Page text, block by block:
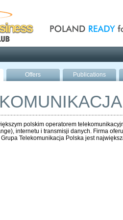
Offers Publications
polskim operatorem
internetu i transmisji danych. Firma
Telekomunikacja Polska jest